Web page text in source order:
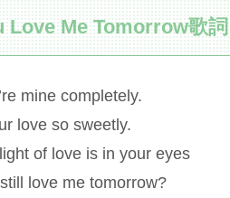
Love Me Tomorrow歌詞
mine completely.
love so sweetly.
of love is in your eyes
love me tomorrow?